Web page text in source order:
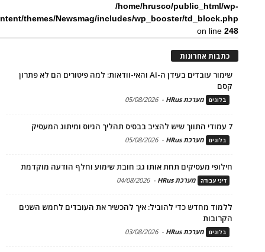
/home/hrusco/public_html/wp-
themes/Newsmag/includes/wp_booster/td_block.php
on line248
כתבות אחרונות
שימור עובדים בעידן ה-AI והאי-וודאות: למה פיטורים הם לא פתרון
קסם
בלוגים מערכת HRus -
05/08/2026
7 עמודי התווך שיש להציב בבסיס תהליך הגיוס ומיתוג המעסיק
בלוגים מערכת HRus -
05/08/2026
חילופי מעסיקים תחת אותו גג: חובת שימוע וחלף הודעה מוקדמת
דיני עבודה מערכת HRus -
04/08/2026
ללמוד מחדש כדי להוביל: איך להכשיר את העובדים לחמש השנים
הקרובות
בלוגים מערכת HRus -
03/08/2026